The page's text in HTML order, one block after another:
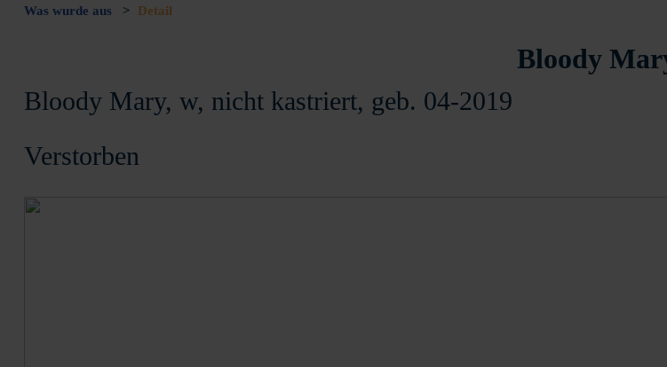
Was wurde aus > Detail
Bloody
Bloody Mary, w, nicht kastriert, geb. 04-2019
Verstorben